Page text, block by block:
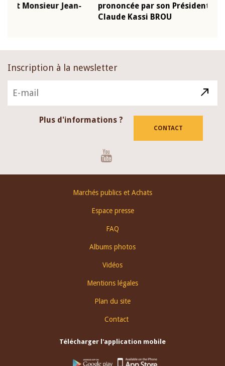
prononcée par son Président Monsieur Jean-
Inscription à la newsletter
Plus d'informations ?
CONTACT
Marchés publics et Achats
Espace presse
FAQ
Albums photos
Vidéos
Mentions légales
Plan du site
Contact
Télécharger l'application mobile